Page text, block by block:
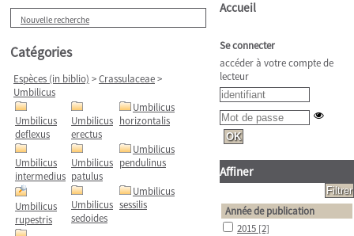
Nouvelle recherche
Catégories
Espèces (in biblio) >Crassulaceae>
Umbilicus
Umbilicus
deflexus
Umbilicus
erectus
Umbilicus
horizontalis
Umbilicus
intermedius
Umbilicus
patulus
Umbilicus
pendulinus
Umbilicus
rupestris
Umbilicus
sedoides
Umbilicus
sessilis
Accueil
Se connecter
accéder à votre compte de
lecteur
Affiner
Année de publication
2015 [2]